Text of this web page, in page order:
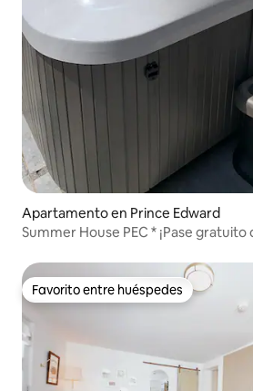
Apartamento en Prince Edward
Summer House PEC * ¡Pase gratuito
Favorito entre huéspedes
Favorito entre huéspedes